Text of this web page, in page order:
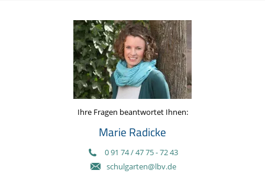
Ihre Fragen beantwortet Ihnen:
Marie Radicke
0 91 74 / 47 75 - 72 43
schulgarten@lbv.de